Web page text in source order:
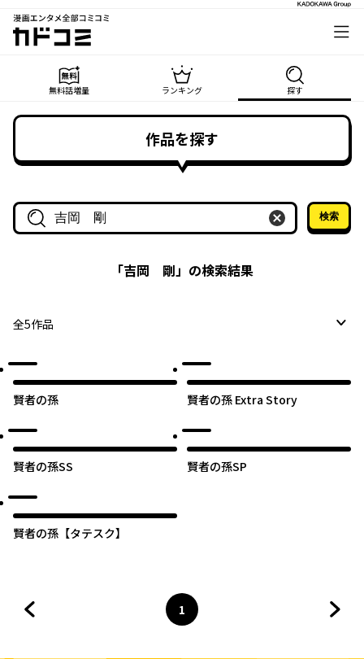
漫画エンタメ全部コミコミ
カドコミ
無料話増量 ランキング 探す
作品を探す
作品名・作家名で探す
検索
「吉岡 剛」の検索結果
全5作品
賢者の孫 賢者の孫 Extra Story
賢者の孫SS 賢者の孫SP
賢者の孫【タテスク】
ページ
1
へ